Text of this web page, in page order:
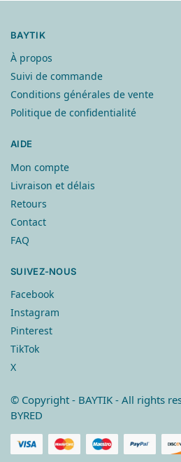
BAYTIK
À propos
Suivi de commande
Conditions générales de vente
Politique de confidentialité
AIDE
Mon compte
Livraison et délais
Retours
Contact
FAQ
SUIVEZ-NOUS
Facebook
Instagram
Pinterest
TikTok
X
© Copyright - BAYTIK - All rights
BYRED